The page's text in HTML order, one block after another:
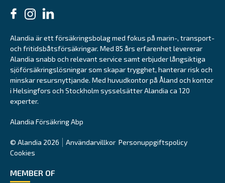
Alandia är ett försäkringsbolag med fokus på marin-, transport-
och fritidsbåtsförsäkringar. Med 85 års erfarenhet levererar
Alandia snabb och relevant service samt erbjuder långsiktiga
sjöförsäkringslösningar som skapar trygghet, hanterar risk och
minskar resursnyttjande. Med huvudkontor på Åland och kontor
i Helsingfors och Stockholm sysselsätter Alandia ca 120
experter.
Alandia Försäkring Abp
© Alandia 2026 Användarvillkor Personuppgiftspolicy
Cookies
MEMBER OF